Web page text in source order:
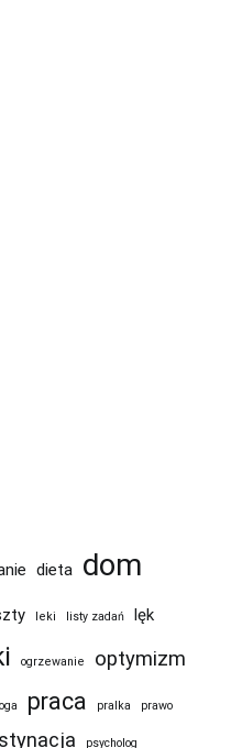
dieta dom
leki listy zadań lęk
ogrzewanie optymizm
praca pralka prawo
psycholog